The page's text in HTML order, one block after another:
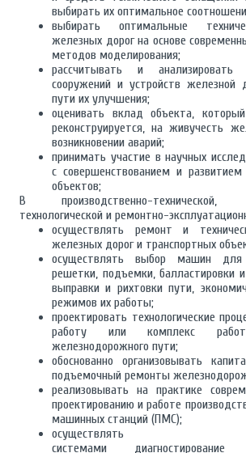
выбирать их оптимальное
выбирать оптимальные
железных дорог на основе
методов моделирования;
рассчитывать и
сооружений и устройств железной
пути их улучшения;
оценивать вклад объекта,
реконструируется, на живучесть
возникновении аварий;
принимать участие в научных
с совершенствованием и
объектов;
В производственно-технической,
технологической и ремонтно-
осуществлять ремонт и
железных дорог и транспортных
осуществлять выбор машин
решетки, подъемки, балластировки
выправки и рихтовки пути,
режимов их работы;
проектировать технологические
работу или комплекс
железнодорожного пути;
обоснованно организовывать
подъемочный ремонты
реализовывать на практике
проектированию и работе
машинных станций (ПМС);
осуществлять
системами